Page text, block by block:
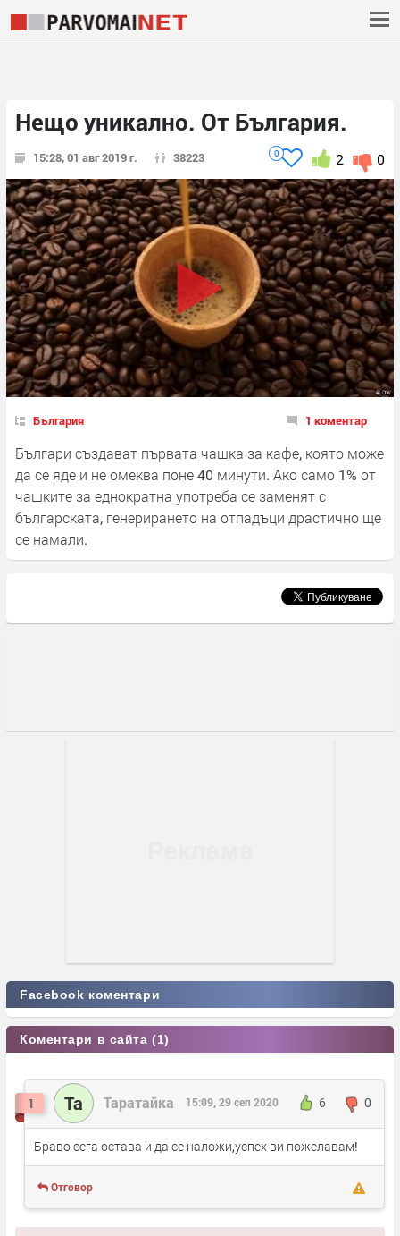
Нещо уникално. От България.
15:28, 01 авг 2019 г. 38223 0
2
0
България 1 коментар
Българи създават първата чашка за кафе, която може
да се яде и не омеква поне 40 минути. Ако само 1% от
чашките за еднократна употреба се заменят с
българската, генерирането на отпадъци драстично ще
се намали.
Facebook коментари
Коментари в сайта (1)
1 Та Таратайка 6 0
15:09, 29 сеп 2020
Браво сега остава и да се наложи,успех ви пожелавам!
Отговор